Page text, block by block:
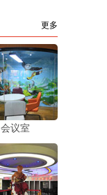
更多
会议室